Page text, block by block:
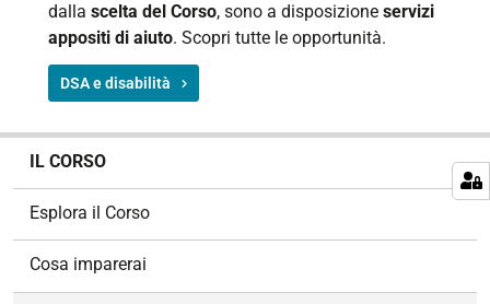
dalla scelta del Corso, sono a disposizione servizi
appositi di aiuto. Scopri tutte le opportunità.
DSA e disabilità
IL CORSO
Esplora il Corso
Cosa imparerai